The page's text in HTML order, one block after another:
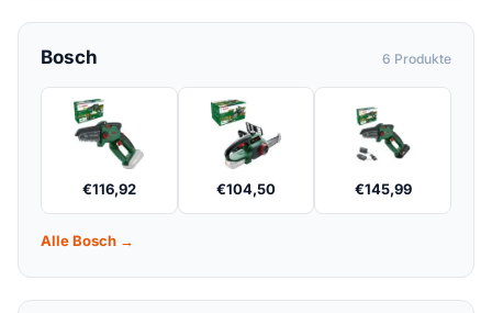
Bosch 6 Produkte
€116,92 €104,50 €145,99
Alle Bosch →